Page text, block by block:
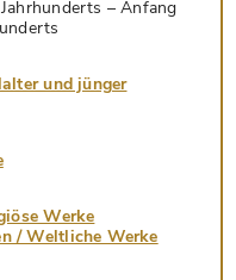
– Anfang
und jünger
Werke
/ Weltliche Werke